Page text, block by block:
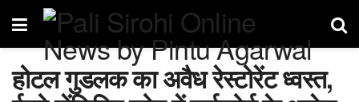
होटल गुडलक का अवैध रेस्टोरेंट ध्वस्त,